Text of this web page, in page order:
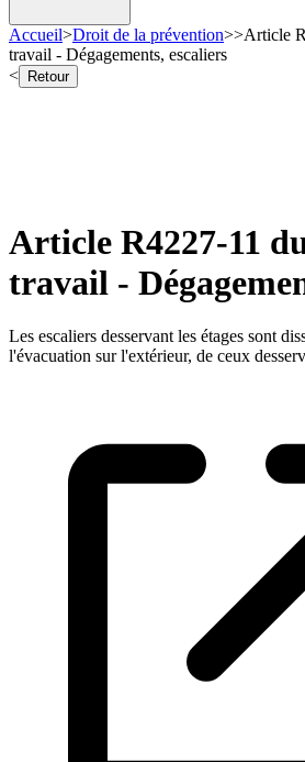
Accueil>Droit de la prévention>>Article
travail - Dégagements, escaliers
<
Retour
Article R4227-11
travail -
Les escaliers desservant les étages sont
l'évacuation sur l'extérieur, de ceux